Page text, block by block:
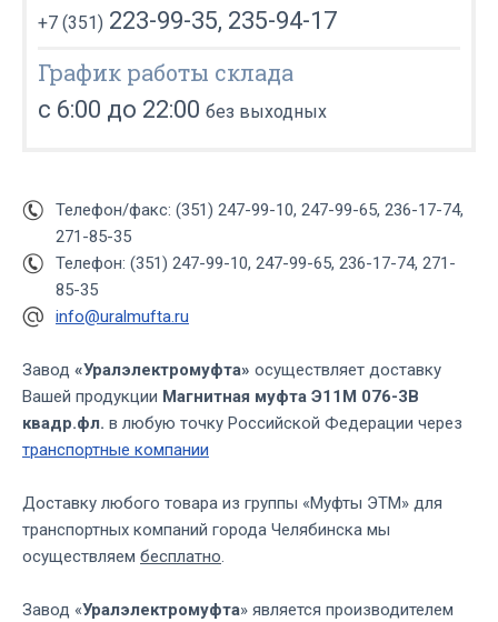
+7 (351) 223-99-35, 235-94-17
График работы склада
с 6:00 до 22:00 без выходных
Телефон/факс: (351) 247-99-10, 247-99-65, 236-17-74,
271-85-35
Телефон: (351) 247-99-10, 247-99-65, 236-17-74, 271-
85-35
info@uralmufta.ru
Завод «Уралэлектромуфта» осуществляет доставку
Вашей продукции Магнитная муфта Э11М 076-3В
квадр.фл. в любую точку Российской Федерации через
транспортные компании
Доставку любого товара из группы «Муфты ЭТМ» для
транспортных компаний города Челябинска мы
осуществляем бесплатно.
Завод «Уралэлектромуфта» является производителем